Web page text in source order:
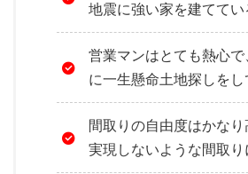
地震に強い家を建ててい
営業マンはとても熱心
に一生懸命土地探しをし
間取りの自由度はかな
実現しないような間取り